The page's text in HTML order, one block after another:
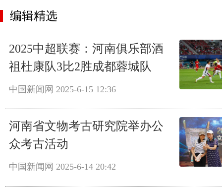
编辑精选
2025中超联赛：河南俱乐部酒
祖杜康队3比2胜成都蓉城队
中国新闻网 2025-6-15 12:36
河南省文物考古研究院举办公
众考古活动
中国新闻网 2025-6-14 20:42